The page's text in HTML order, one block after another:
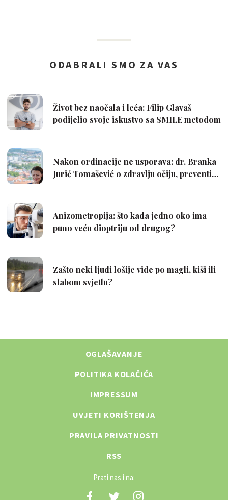
OGLAŠAVANJE
POLITIKA KOLAČIĆA
IMPRESSUM
UVJETI KORIŠTENJA
PRAVILA PRIVATNOSTI
RSS
Prati nas i na: